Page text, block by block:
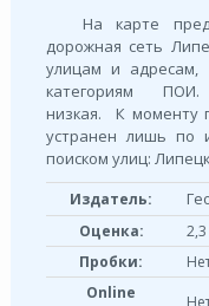
На карте
дорожная сеть
улицам и адресам,
категориям ПОИ.
низкая. К моменту
устранен лишь по
поиском улиц:
Издатель:
Оценка:
2,3
Пробки:
Online